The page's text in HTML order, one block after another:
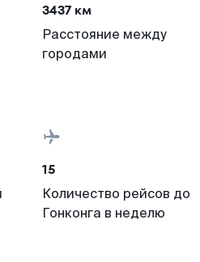
3437 км
Расстояние между
городами
15
Количество рейсов до
Гонконга в неделю